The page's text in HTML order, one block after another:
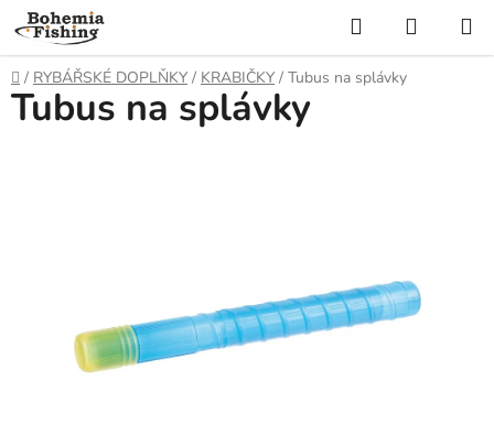
Přejít
na
obsah
Hledat
KOŠÍK
Domů
/ RYBÁŘSKÉ DOPLŇKY / KRABIČKY / Tubus na splávky
Tubus na splávky